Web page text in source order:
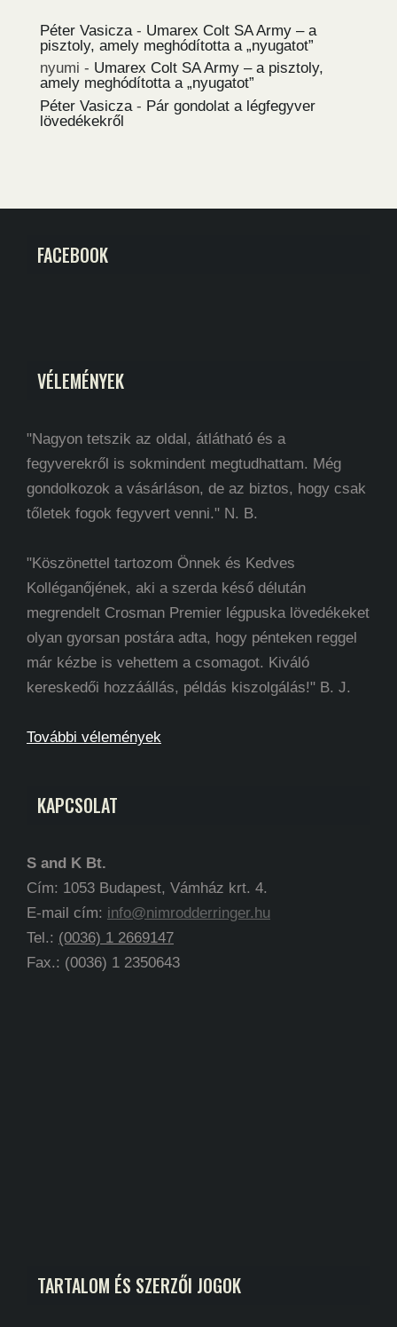
Péter Vasicza - Umarex Colt SA Army – a
pisztoly, amely meghódította a „nyugatot”
nyumi - Umarex Colt SA Army – a pisztoly,
amely meghódította a „nyugatot”
Péter Vasicza - Pár gondolat a légfegyver
lövedékekről
FACEBOOK
VÉLEMÉNYEK
"Nagyon tetszik az oldal, átlátható és a
fegyverekről is sokmindent megtudhattam. Még
gondolkozok a vásárláson, de az biztos, hogy csak
tőletek fogok fegyvert venni." N. B.
"Köszönettel tartozom Önnek és Kedves
Kolléganőjének, aki a szerda késő délután
megrendelt Crosman Premier légpuska lövedékeket
olyan gyorsan postára adta, hogy pénteken reggel
már kézbe is vehettem a csomagot. Kiváló
kereskedői hozzáállás, példás kiszolgálás!" B. J.
További vélemények
KAPCSOLAT
S and K Bt.
Cím: 1053 Budapest, Vámház krt. 4.
E-mail cím: info@nimrodderringer.hu
Tel.: (0036) 1 2669147
Fax.: (0036) 1 2350643
TARTALOM ÉS SZERZŐI JOGOK